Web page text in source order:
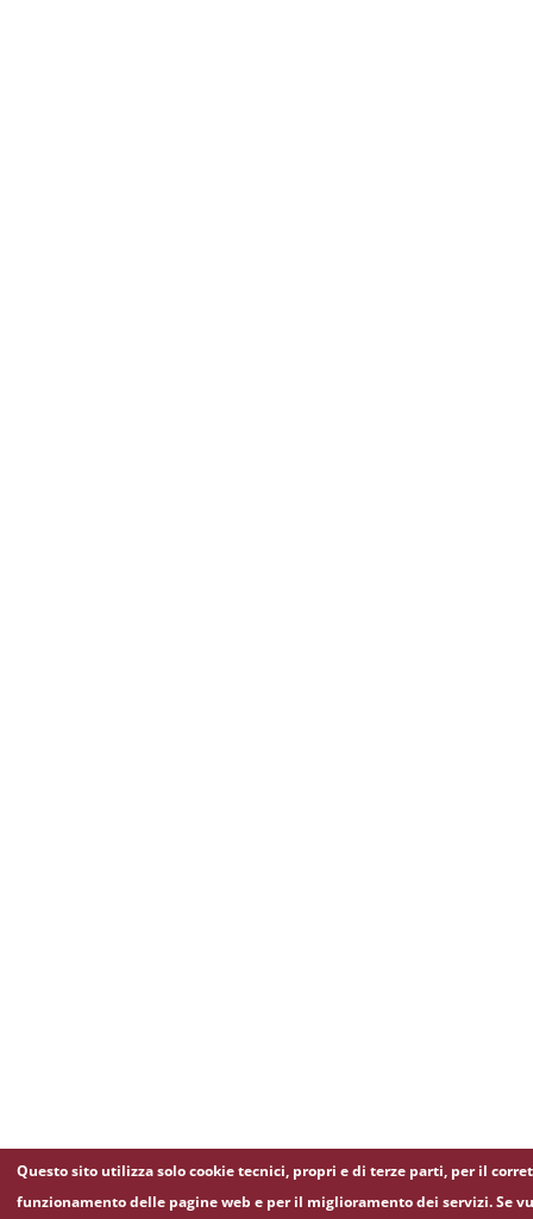
Questo sito utilizza solo cookie tecnici, propri e di terze parti, per il
funzionamento delle pagine web e per il miglioramento dei servizi. Se